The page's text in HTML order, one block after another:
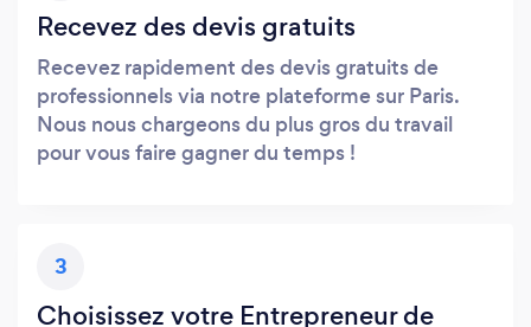
Recevez des devis gratuits
Recevez rapidement des devis gratuits de
professionnels via notre plateforme sur Paris.
Nous nous chargeons du plus gros du travail
pour vous faire gagner du temps !
3
Choisissez votre Entrepreneur de